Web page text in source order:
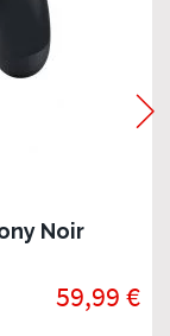
Noir
59,99 €